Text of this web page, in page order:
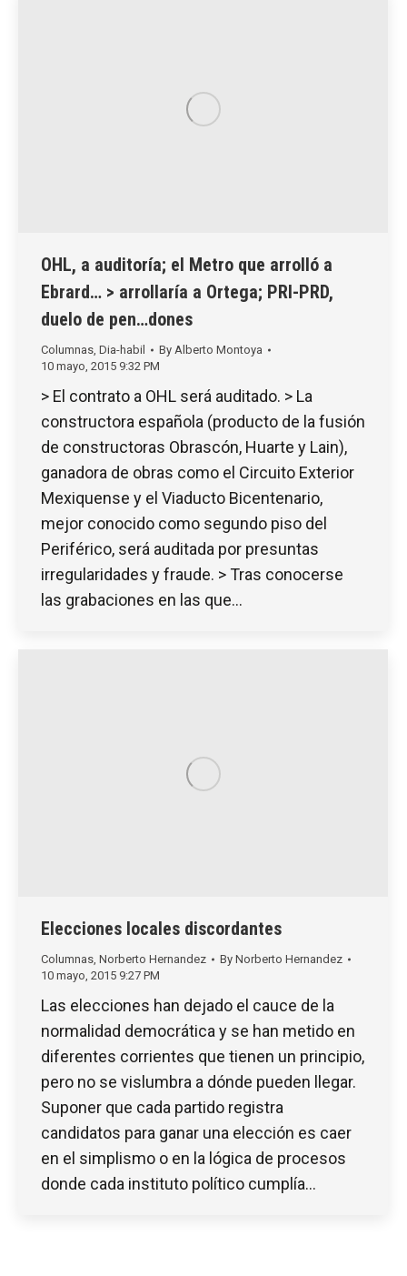
OHL, a auditoría; el Metro que arrolló a
Ebrard… > arrollaría a Ortega; PRI-PRD,
duelo de pen…dones
Columnas, Dia-habil By Alberto Montoya
10 mayo, 2015 9:32 PM
> El contrato a OHL será auditado. > La
constructora española (producto de la fusión
de constructoras Obrascón, Huarte y Lain),
ganadora de obras como el Circuito Exterior
Mexiquense y el Viaducto Bicentenario,
mejor conocido como segundo piso del
Periférico, será auditada por presuntas
irregularidades y fraude. > Tras conocerse
las grabaciones en las que…
Elecciones locales discordantes
Columnas Norberto Hernandez By Norberto Hernandez
10 mayo, 2015 9:27 PM
Las elecciones han dejado el cauce de la
normalidad democrática y se han metido en
diferentes corrientes que tienen un principio,
pero no se vislumbra a dónde pueden llegar.
Suponer que cada partido registra
candidatos para ganar una elección es caer
en el simplismo o en la lógica de procesos
donde cada instituto político cumplía…